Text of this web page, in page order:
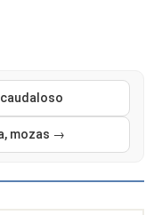
mozas →